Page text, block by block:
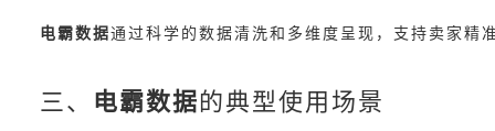
电霸数据通过科学的数据清洗和多维度呈现，支持卖家精
三、 电霸数据的典型使用场景